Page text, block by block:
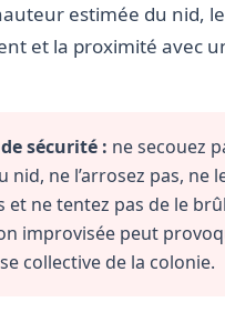
estimée du nid,
et la proximité avec
sécurité : ne secouez
nid, ne l’arrosez pas, ne
et ne tentez pas de le
improvisée peut
collective de la colonie.